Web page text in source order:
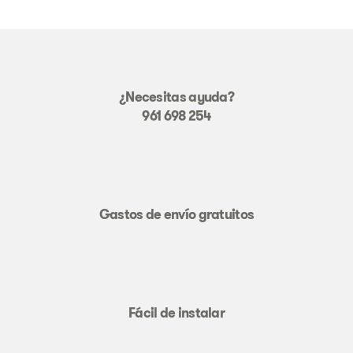
¿Necesitas ayuda?
961 698 254
Gastos de envío gratuitos
Fácil de instalar